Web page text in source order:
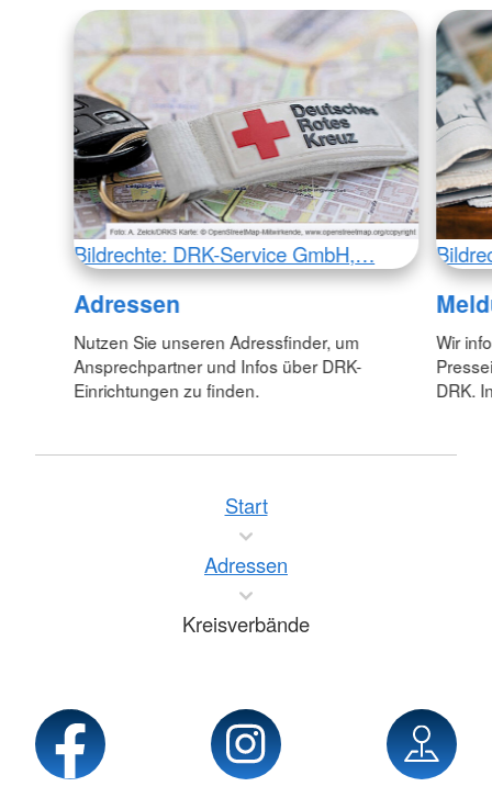
Bildrechte: DRK-Service GmbH,…
Adressen
Nutzen Sie unseren Adressfinder, um
Ansprechpartner und Infos über DRK-
Einrichtungen zu finden.
Wir
DRK.
Start
Adressen
Kreisverbände